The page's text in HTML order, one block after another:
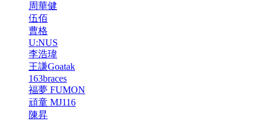
周華健
伍佰
曹格
U:NUS
李浩瑋
王謙Goatak
163braces
福夢 FUMON
頑童 MJ116
陳昇